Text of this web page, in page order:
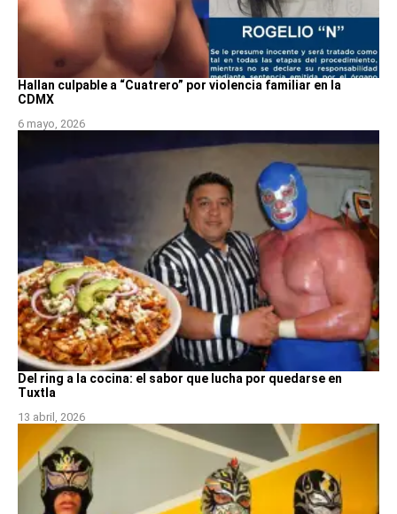
Hallan culpable a “Cuatrero” por violencia familiar en la
CDMX
6 mayo, 2026
Del ring a la cocina: el sabor que lucha por quedarse en
Tuxtla
13 abril, 2026